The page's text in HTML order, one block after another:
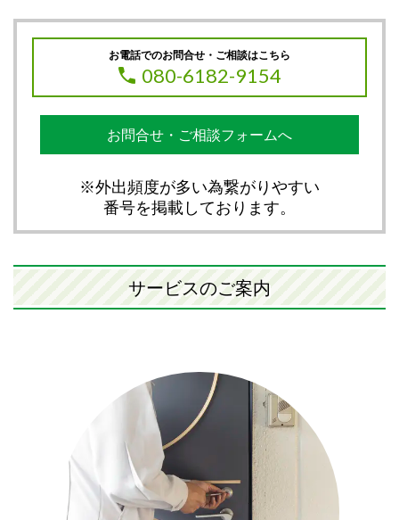
お電話でのお問合せ・ご相談はこちら
080-6182-9154
お問合せ・ご相談フォームへ
※外出頻度が多い為繋がりやすい
番号を掲載しております。
サービスのご案内